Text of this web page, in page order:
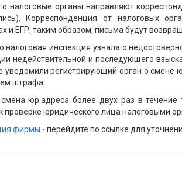
налоговые органы направляют
Корреспонденция от налоговых
и ЕГР, таким образом, письма будут
налоговая инспекция узнала о
недействительной и последующего
уведомили регистрирующий орган о смене
штрафа.
юр.адреса более двух раз в
проверке юридического лица налоговыми
фирмы - перейдите по ссылке для